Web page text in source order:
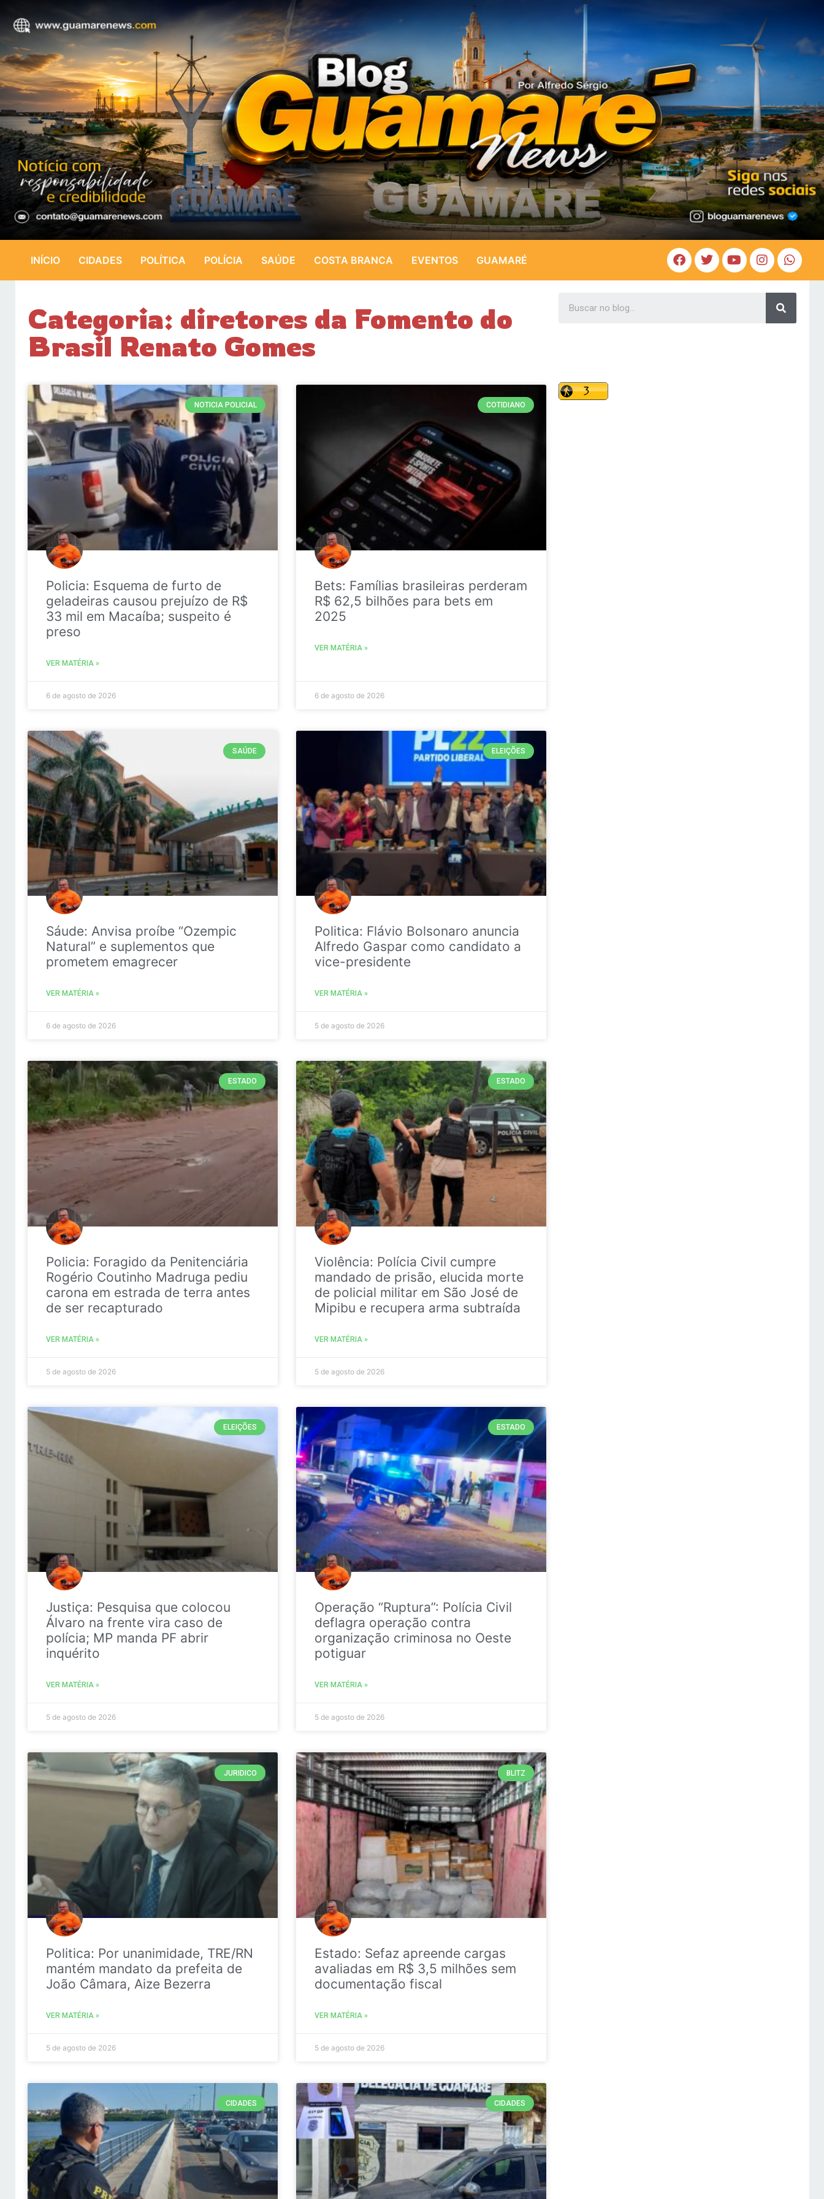
INÍCIO CIDADES POLÍTICA POLÍCIA SAÚDE COSTA BRANCA EVENTOS GUAMARÉ
Categoria: diretores da Fomento do
Brasil Renato Gomes
NOTICIA POLICIAL
Policia: Esquema de furto de
geladeiras causou prejuízo de R$
33 mil em Macaíba; suspeito é
preso
VER MATÉRIA »
6 de agosto de 2026
COTIDIANO
Bets: Famílias brasileiras perderam
R$ 62,5 bilhões para bets em
2025
VER MATÉRIA »
6 de agosto de 2026
SAÚDE
Sáude: Anvisa proíbe “Ozempic
Natural” e suplementos que
prometem emagrecer
VER MATÉRIA »
6 de agosto de 2026
ELEIÇÕES
Politica: Flávio Bolsonaro anuncia
Alfredo Gaspar como candidato a
vice-presidente
VER MATÉRIA »
5 de agosto de 2026
ESTADO
Policia: Foragido da Penitenciária
Rogério Coutinho Madruga pediu
carona em estrada de terra antes
de ser recapturado
VER MATÉRIA »
5 de agosto de 2026
ESTADO
Violência: Polícia Civil cumpre
mandado de prisão, elucida morte
de policial militar em São José de
Mipibu e recupera arma subtraída
VER MATÉRIA »
5 de agosto de 2026
ELEIÇÕES
Justiça: Pesquisa que colocou
Álvaro na frente vira caso de
polícia; MP manda PF abrir
inquérito
VER MATÉRIA »
5 de agosto de 2026
ESTADO
Operação “Ruptura”: Polícia Civil
deflagra operação contra
organização criminosa no Oeste
potiguar
VER MATÉRIA »
5 de agosto de 2026
JURIDICO
Politica: Por unanimidade, TRE/RN
mantém mandato da prefeita de
João Câmara, Aize Bezerra
VER MATÉRIA »
5 de agosto de 2026
BLITZ
Estado: Sefaz apreende cargas
avaliadas em R$ 3,5 milhões sem
documentação fiscal
VER MATÉRIA »
5 de agosto de 2026
CIDADES CIDADES